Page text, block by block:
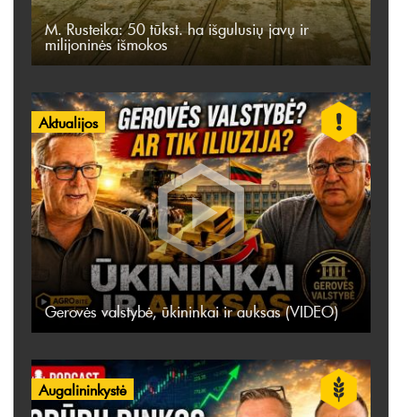
M. Rusteika: 50 tūkst. ha išgulusių javų ir
milijoninės išmokos
Aktualijos
Gerovės valstybė, ūkininkai ir auksas (VIDEO)
Augalininkystė